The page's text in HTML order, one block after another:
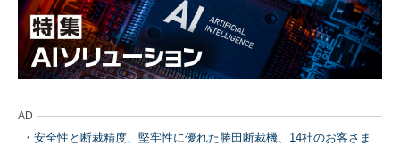
AD
安全性と断裁精度、堅牢性に優れた勝田断裁機、14社のお客さま